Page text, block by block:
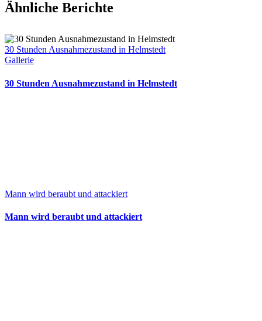
Ähnliche Berichte
30 Stunden Ausnahmezustand in Helmstedt
Gallerie
30 Stunden Ausnahmezustand in Helmstedt
Mann wird beraubt und attackiert
Mann wird beraubt und attackiert